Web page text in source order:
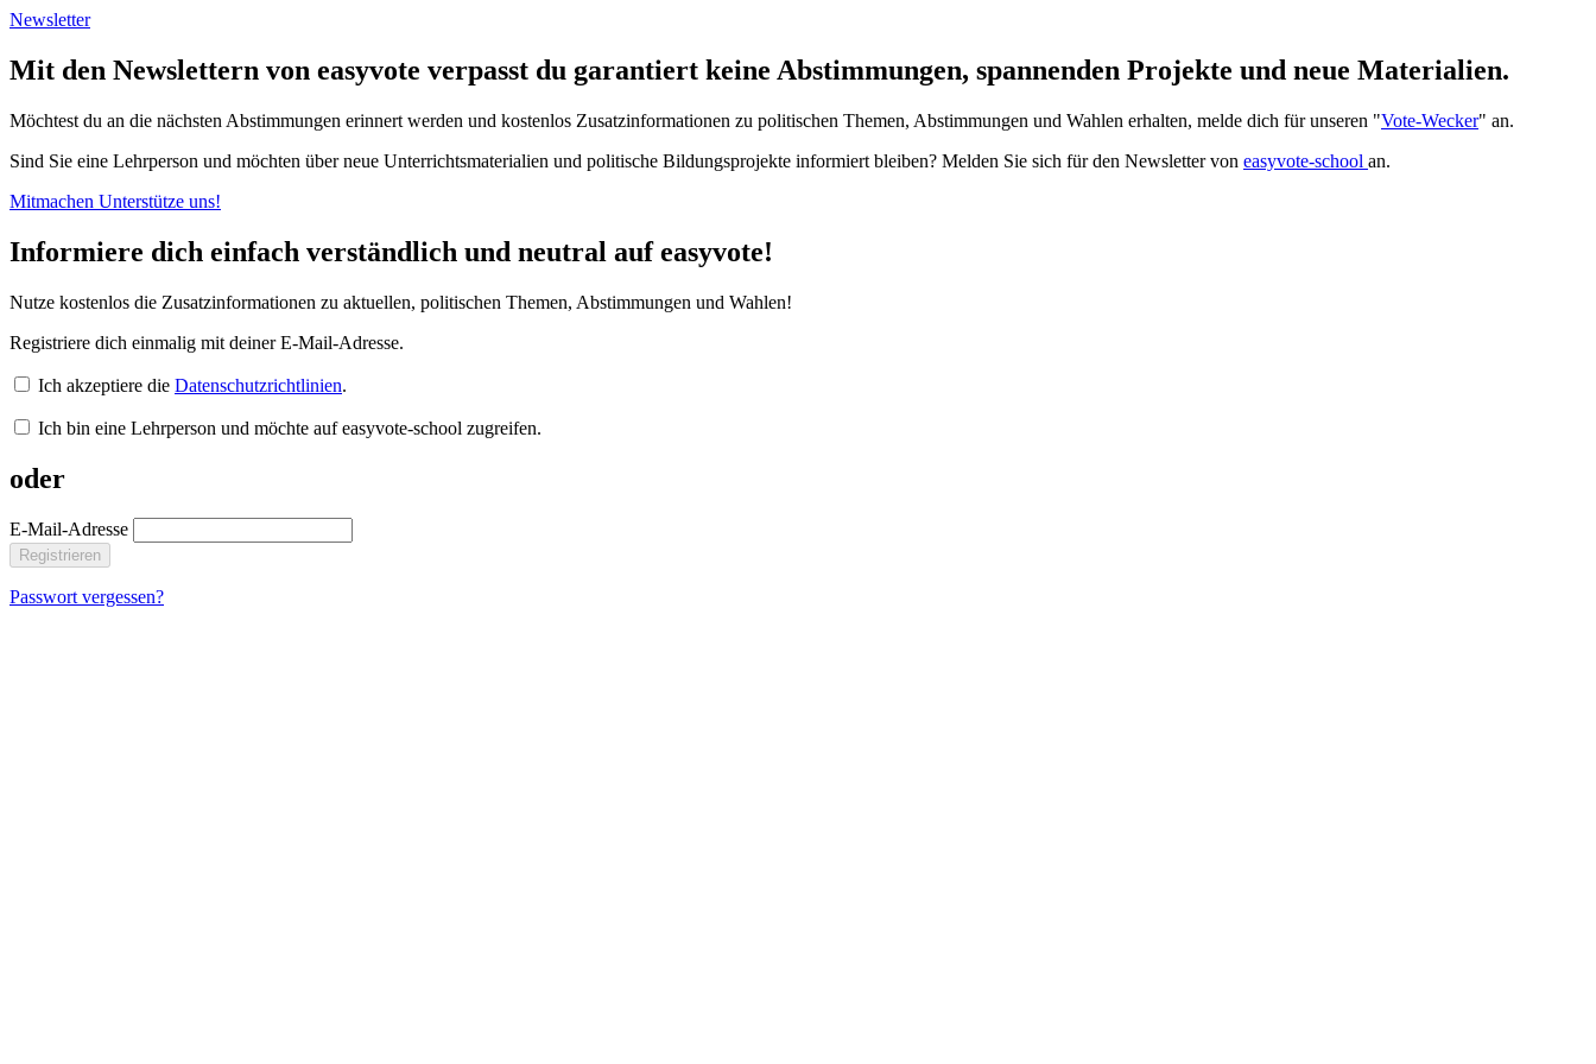
Newsletter
Mit den Newslettern von easyvote verpasst du garantiert keine Abstimmungen, spannenden Projekte und neue Materialien.
Möchtest du an die nächsten Abstimmungen erinnert werden und kostenlos Zusatzinformationen zu politischen Themen, Abstimmungen und Wahlen erhalten, melde dich für unseren "Vote-Wecker" an.
Sind Sie eine Lehrperson und möchten über neue Unterrichtsmaterialien und politische Bildungsprojekte informiert bleiben? Melden Sie sich für den Newsletter von easyvote-school an.
Mitmachen Unterstütze uns!
Informiere dich einfach verständlich und neutral auf easyvote!
Nutze kostenlos die Zusatzinformationen zu aktuellen, politischen Themen, Abstimmungen und Wahlen!
Registriere dich einmalig mit deiner E-Mail-Adresse.
Ich akzeptiere die Datenschutzrichtlinien.
Ich bin eine Lehrperson und möchte auf easyvote-school zugreifen.
oder
E-Mail-Adresse
Registrieren
Passwort vergessen?